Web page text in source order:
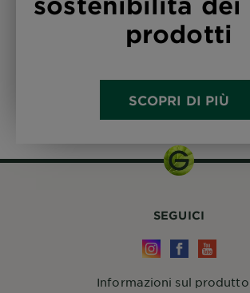
prodotti
SCOPRI DI PIÙ
SEGUICI
Informazioni sul